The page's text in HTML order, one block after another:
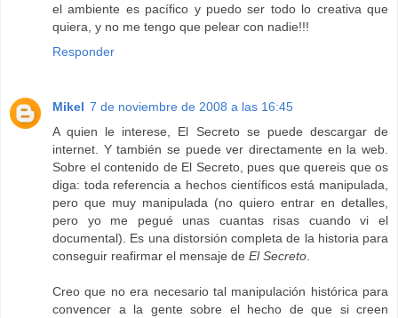
el ambiente es pacífico y puedo ser todo lo creativa que
quiera, y no me tengo que pelear con nadie!!!
Responder
Mikel 7 de noviembre de 2008 a las 16:45
A quien le interese, El Secreto se puede descargar de
internet. Y también se puede ver directamente en la web.
Sobre el contenido de El Secreto, pues que quereis que os
diga: toda referencia a hechos científicos está manipulada,
pero que muy manipulada (no quiero entrar en detalles,
pero yo me pegué unas cuantas risas cuando vi el
documental). Es una distorsión completa de la historia para
conseguir reafirmar el mensaje de El Secreto
Creo que no era necesario tal manipulación histórica para
convencer a la gente sobre el hecho de que si creen